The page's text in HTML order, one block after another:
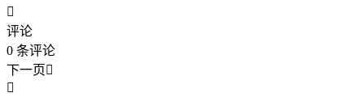

评论
0 条评论
下一页
